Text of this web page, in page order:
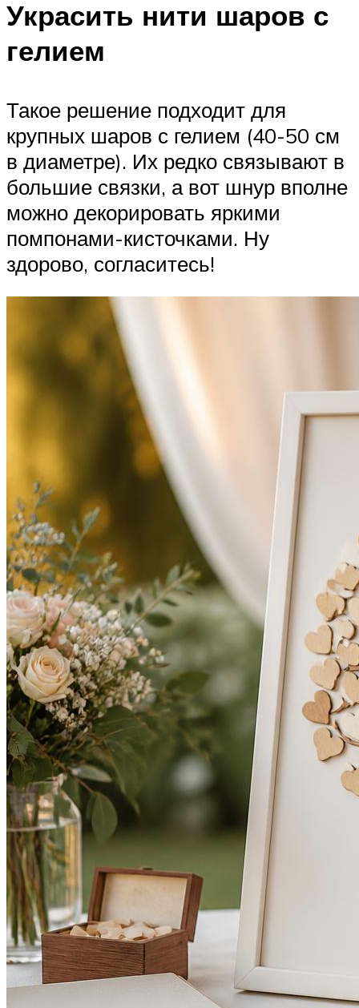
Украсить нити шаров с
гелием
Такое решение подходит для
крупных шаров с гелием (40-50 см
в диаметре). Их редко связывают в
большие связки, а вот шнур вполне
можно декорировать яркими
помпонами-кисточками. Ну
здорово, согласитесь!